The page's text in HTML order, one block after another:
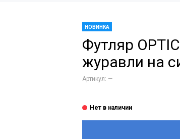
НОВИНКА
Футляр
журавли на
Артикул: —